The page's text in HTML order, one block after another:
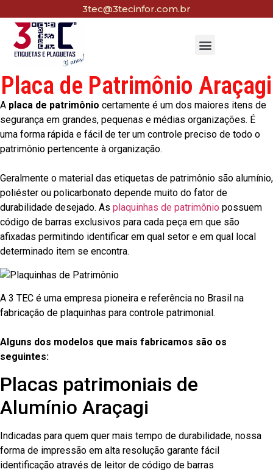
3tec@3tecinfor.com.br
Placa de Patrimônio Araçagi
A placa de patrimônio certamente é um dos maiores itens de
segurança em grandes, pequenas e médias organizações. É
uma forma rápida e fácil de ter um controle preciso de todo o
patrimônio pertencente à organização.
Geralmente o material das etiquetas de patrimônio são alumínio,
poliéster ou policarbonato depende muito do fator de
durabilidade desejado. As plaquinhas de patrimônio possuem
código de barras exclusivos para cada peça em que são
afixadas permitindo identificar em qual setor e em qual local
determinado item se encontra.
A 3 TEC é uma empresa pioneira e referência no Brasil na
fabricação de plaquinhas para controle patrimonial.
Alguns dos modelos que mais fabricamos são os
seguintes:
Placas patrimoniais de
Alumínio Araçagi
Indicadas para quem quer mais tempo de durabilidade, nossa
forma de impressão em alta resolução garante fácil
identificação através de leitor de código de barras